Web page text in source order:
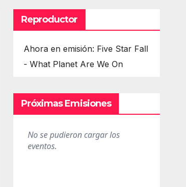
Reproductor
Ahora en emisión: Five Star Fall
- What Planet Are We On
Próximas Emisiones